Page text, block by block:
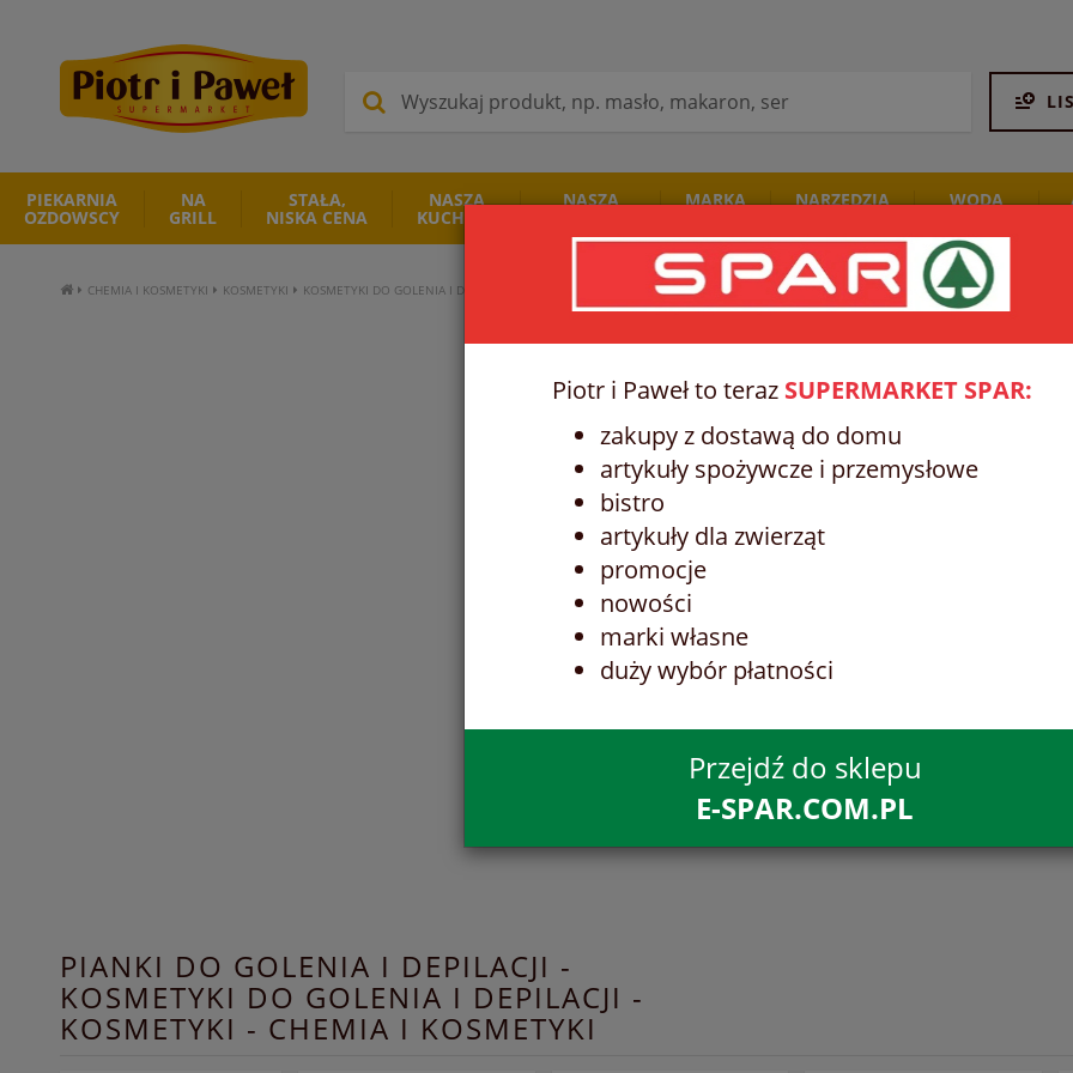
PIEKARNIA
OZDOWSCY
NA
GRILL
STAŁA,
NISKA CENA
NASZA
KUCHNIA
NASZA MARKA NARZĘDZIA WODA
CHEMIA I KOSMETYKI KOSMETYKI KOSMETYKI DO GOLENIA I DEPILACJI PIANKI DO GOLENIA I DEPILACJI
PIANKI DO GOLENIA I DEPILACJI -
KOSMETYKI DO GOLENIA I DEPILACJI -
KOSMETYKI - CHEMIA I KOSMETYKI
Piotr i Paweł to teraz SUPERMARKET SPAR:
zakupy z dostawą do domu
artykuły spożywcze i przemysłowe
bistro
artykuły dla zwierząt
promocje
nowości
marki własne
duży wybór płatności
Przejdź do sklepu
E-SPAR.COM.PL